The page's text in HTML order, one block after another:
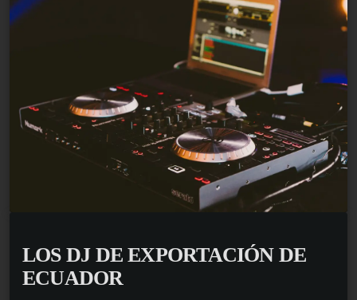
LOS DJ DE EXPORTACIÓN DE
ECUADOR